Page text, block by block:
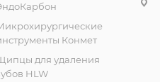
Конмет
для удаления
HLW